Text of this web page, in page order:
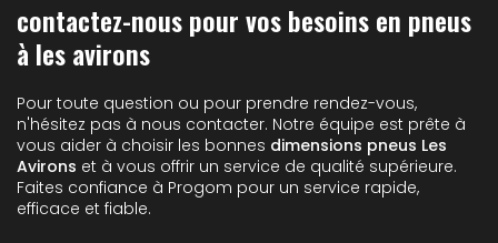
contactez-nous pour vos besoins en pneus
à les avirons
Pour toute question ou pour prendre rendez-vous,
n'hésitez pas à nous contacter. Notre équipe est prête à
vous aider à choisir les bonnes dimensions pneus Les
Avirons et à vous offrir un service de qualité supérieure.
Faites confiance à Progom pour un service rapide,
efficace et fiable.